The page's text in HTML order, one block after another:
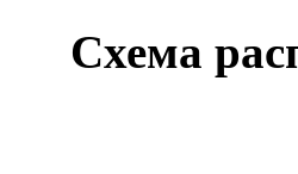
Схема